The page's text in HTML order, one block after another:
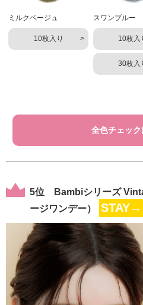
ミルクベージュ
10枚入り
スワンブルー
10枚入
30枚入
全色チェック
5位 Bambiシリーズ
ージワンデー）
STAY→